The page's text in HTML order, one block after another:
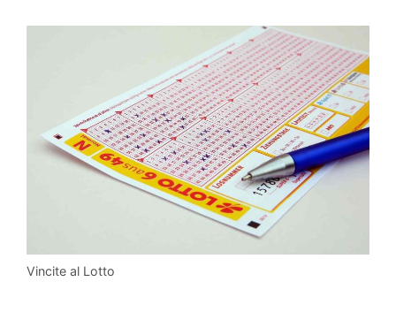
Vincite al Lotto